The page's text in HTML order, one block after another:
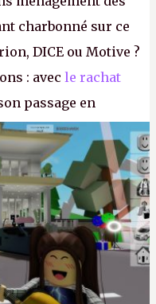
charbonné sur ce
DICE ou Motive ?
: avec le rachat
passage en
bientôt plus
Encore une
P.